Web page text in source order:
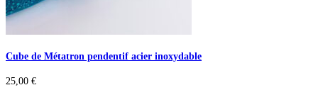
Cube de Métatron pendentif acier inoxydable
25,00 €